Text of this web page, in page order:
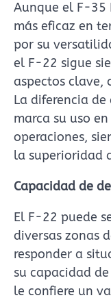
Aunque el F-35
más eficaz en
por su
el F-22 sigue
aspectos clave,
La diferencia
marca su uso
operaciones,
la superioridad
Capacidad de
El F-22 puede
diversas zonas
responder a
su capacidad
le confiere un